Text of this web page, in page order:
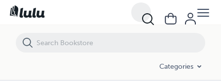
Categories
Ensayo sobre la más cruel de las tiranías